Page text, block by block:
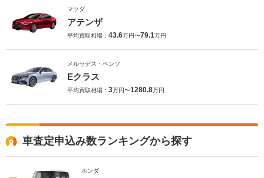
マツダ
アテンザ
平均買取相場： 43.6万円〜79.1万円
メルセデス・ベンツ
Eクラス
平均買取相場： 3万円〜1280.8万円
車査定申込み数ランキングから探す
ホンダ